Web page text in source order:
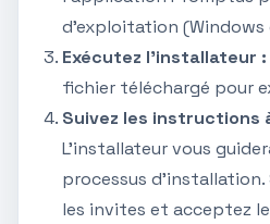
d'exploitation (Windows
Exécutez l'installateur :
fichier téléchargé pour
Suivez les instructions
L'installateur vous
processus d'installation.
les invites et acceptez